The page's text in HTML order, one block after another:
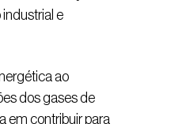
e
ao
dos gases de
em contribuir para